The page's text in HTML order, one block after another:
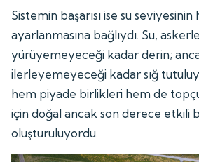
Sistemin başarısı ise su seviyesinin
ayarlanmasına bağlıydı. Su,
yürüyemeyeceği kadar derin;
ilerleyemeyeceği kadar sığ
hem piyade birlikleri hem de
için doğal ancak son derece etkili
oluşturuluyordu.